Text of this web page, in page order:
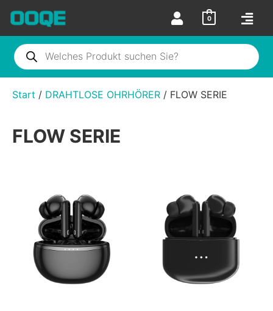
0
Start / DRAHTLOSE OHRHÖRER / FLOW SERIE
FLOW SERIE